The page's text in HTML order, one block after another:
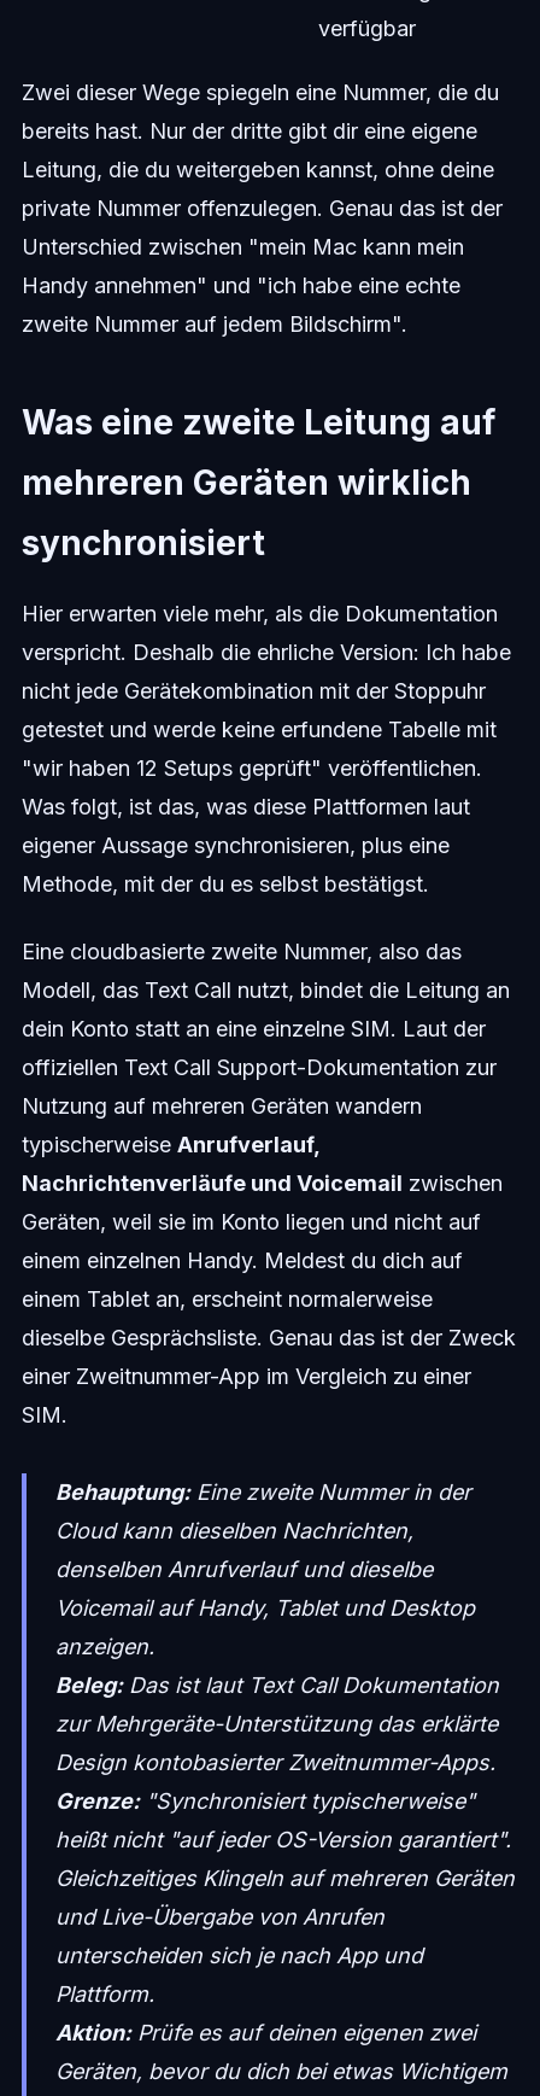
verfügbar
Zwei dieser Wege spiegeln eine Nummer, die du
bereits hast. Nur der dritte gibt dir eine eigene
Leitung, die du weitergeben kannst, ohne deine
private Nummer offenzulegen. Genau das ist der
Unterschied zwischen "mein Mac kann mein
Handy annehmen" und "ich habe eine echte
zweite Nummer auf jedem Bildschirm".
Was eine zweite Leitung auf
mehreren Geräten wirklich
synchronisiert
Hier erwarten viele mehr, als die Dokumentation
verspricht. Deshalb die ehrliche Version: Ich habe
nicht jede Gerätekombination mit der Stoppuhr
getestet und werde keine erfundene Tabelle mit
"wir haben 12 Setups geprüft" veröffentlichen.
Was folgt, ist das, was diese Plattformen laut
eigener Aussage synchronisieren, plus eine
Methode, mit der du es selbst bestätigst.
Eine cloudbasierte zweite Nummer, also das
Modell, das Text Call nutzt, bindet die Leitung an
dein Konto statt an eine einzelne SIM. Laut der
offiziellen Text Call Support-Dokumentation zur
Nutzung auf mehreren Geräten wandern
typischerweise Anrufverlauf,
Nachrichtenverläufe und Voicemail zwischen
Geräten, weil sie im Konto liegen und nicht auf
einem einzelnen Handy. Meldest du dich auf
einem Tablet an, erscheint normalerweise
dieselbe Gesprächsliste. Genau das ist der Zweck
einer Zweitnummer-App im Vergleich zu einer
SIM.
Behauptung:Eine zweite Nummer in der
Cloud kann dieselben Nachrichten,
denselben Anrufverlauf und dieselbe
Voicemail auf Handy, Tablet und Desktop
anzeigen.
Beleg:Das ist laut Text Call Dokumentation
zur Mehrgeräte-Unterstützung das erklärte
Design kontobasierter Zweitnummer-Apps.
Grenze:"Synchronisiert typischerweise"
heißt nicht "auf jeder OS-Version garantiert".
Gleichzeitiges Klingeln auf mehreren Geräten
und Live-Übergabe von Anrufen
unterscheiden sich je nach App und
Plattform.
Aktion:Prüfe es auf deinen eigenen zwei
Geräten, bevor du dich bei etwas Wichtigem